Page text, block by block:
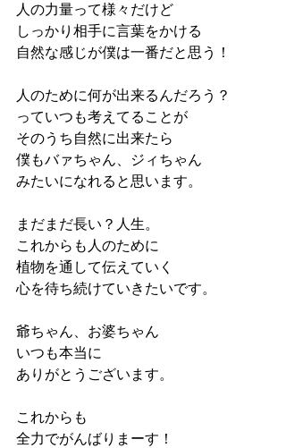
人の力量って様々だけど
しっかり相手に言葉をかける
自然な感じが僕は一番だと思う！
人のために何が出来るんだろう？
っていつも考えてることが
そのうち自然に出来たら
僕もバァちゃん、ジィちゃん
みたいになれると思います。
まだまだ長い？人生。
これからも人のために
植物を通して伝えていく
心を待ち続けていきたいです。
爺ちゃん、お婆ちゃん
いつも本当に
ありがとうございます。
これからも
全力でがんばりまーす！